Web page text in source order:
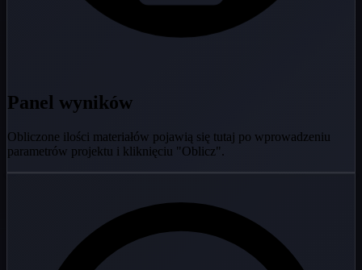
Panel wyników
Obliczone ilości materiałów pojawią się tutaj po wprowadzeniu
parametrów projektu i kliknięciu "Oblicz".